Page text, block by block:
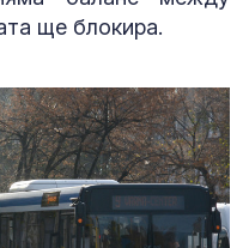
ще блокира.